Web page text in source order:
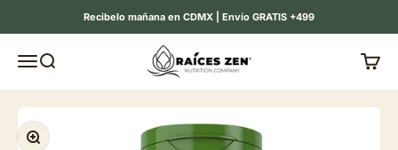
Recibelo mañana en CDMX | Envío GRATIS +499
MenúBuscar Raíces Zen Carrito
Zoom